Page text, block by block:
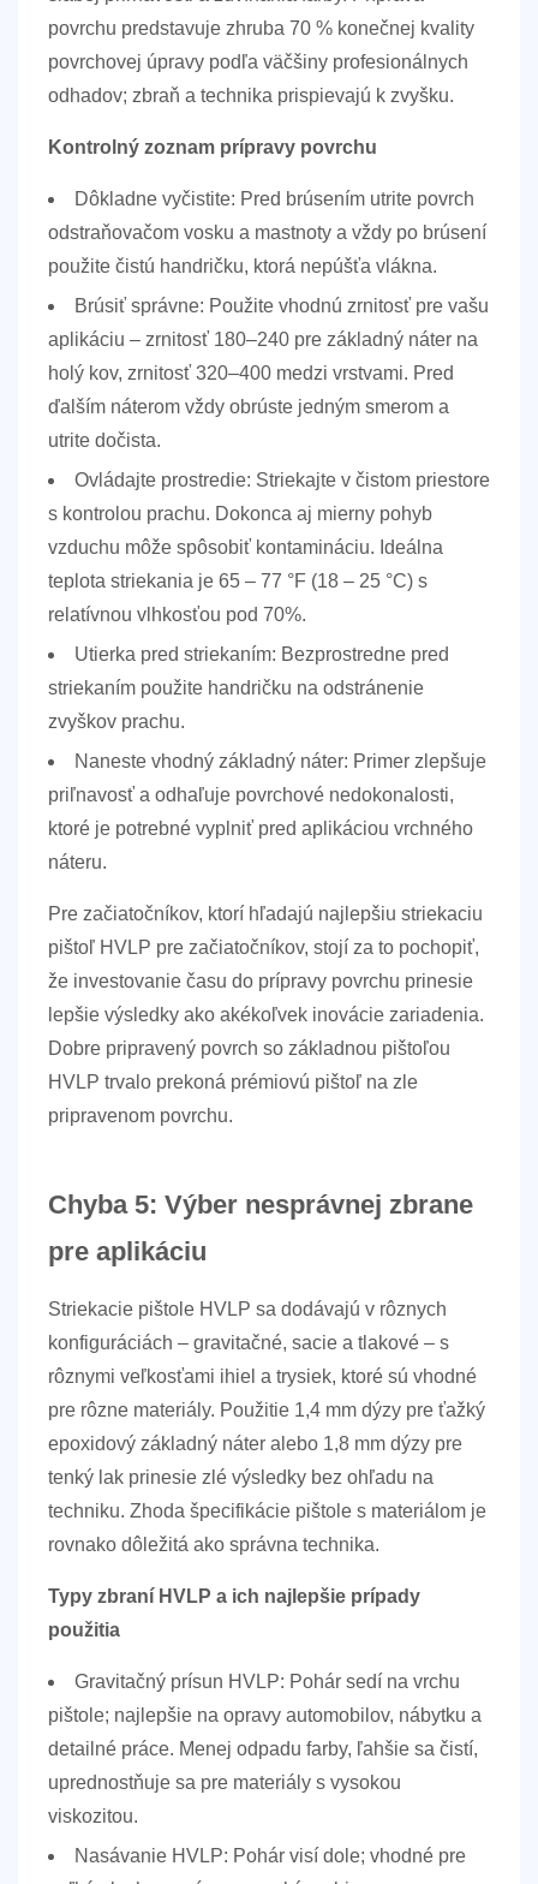
povrchu predstavuje zhruba 70 % konečnej kvality
povrchovej úpravy podľa väčšiny profesionálnych
odhadov; zbraň a technika prispievajú k zvyšku.
Kontrolný zoznam prípravy povrchu
Dôkladne vyčistite: Pred brúsením utrite povrch
odstraňovačom vosku a mastnoty a vždy po brúsení
použite čistú handričku, ktorá nepúšťa vlákna.
Brúsiť správne: Použite vhodnú zrnitosť pre vašu
aplikáciu – zrnitosť 180–240 pre základný náter na
holý kov, zrnitosť 320–400 medzi vrstvami. Pred
ďalším náterom vždy obrúste jedným smerom a
utrite dočista.
Ovládajte prostredie: Striekajte v čistom priestore
s kontrolou prachu. Dokonca aj mierny pohyb
vzduchu môže spôsobiť kontamináciu. Ideálna
teplota striekania je 65 – 77 °F (18 – 25 °C) s
relatívnou vlhkosťou pod 70%.
Utierka pred striekaním: Bezprostredne pred
striekaním použite handričku na odstránenie
zvyškov prachu.
Naneste vhodný základný náter: Primer zlepšuje
priľnavosť a odhaľuje povrchové nedokonalosti,
ktoré je potrebné vyplniť pred aplikáciou vrchného
náteru.
Pre začiatočníkov, ktorí hľadajú najlepšiu striekaciu
pištoľ HVLP pre začiatočníkov, stojí za to pochopiť,
že investovanie času do prípravy povrchu prinesie
lepšie výsledky ako akékoľvek inovácie zariadenia.
Dobre pripravený povrch so základnou pištoľou
HVLP trvalo prekoná prémiovú pištoľ na zle
pripravenom povrchu.
Chyba 5: Výber nesprávnej zbrane
pre aplikáciu
Striekacie pištole HVLP sa dodávajú v rôznych
konfiguráciách – gravitačné, sacie a tlakové – s
rôznymi veľkosťami ihiel a trysiek, ktoré sú vhodné
pre rôzne materiály. Použitie 1,4 mm dýzy pre ťažký
epoxidový základný náter alebo 1,8 mm dýzy pre
tenký lak prinesie zlé výsledky bez ohľadu na
techniku. Zhoda špecifikácie pištole s materiálom je
rovnako dôležitá ako správna technika.
Typy zbraní HVLP a ich najlepšie prípady
použitia
Gravitačný prísun HVLP: Pohár sedí na vrchu
pištole; najlepšie na opravy automobilov, nábytku a
detailné práce. Menej odpadu farby, ľahšie sa čistí,
uprednostňuje sa pre materiály s vysokou
viskozitou.
Nasávanie HVLP: Pohár visí dole; vhodné pre